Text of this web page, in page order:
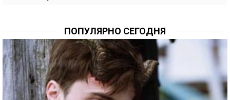
ПОПУЛЯРНО СЕГОДНЯ